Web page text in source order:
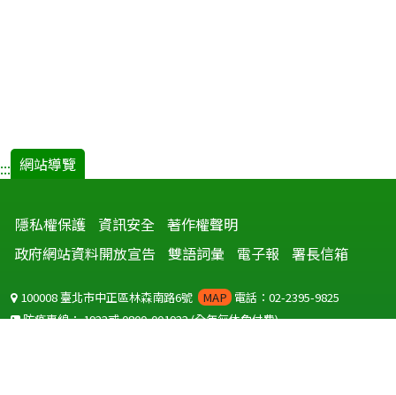
::: 網站導覽
隱私權保護 資訊安全 著作權聲明
政府網站資料開放宣告
雙語詞彙 電子報 署長信箱
100008 臺北市中正區林森南路6號 MAP 電話：02-2395-9825
防疫專線：1922或0800-001922(全年無休免付費)